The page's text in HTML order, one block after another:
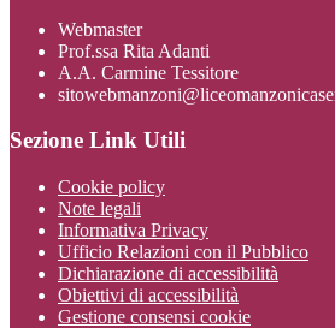
Webmaster
Prof.ssa Rita Adanti
A.A. Carmine Tessitore
Sezione Link Utili
Cookie policy
Note legali
Informativa Privacy
Ufficio Relazioni con il Pubblico
Dichiarazione di accessibilità
Obiettivi di accessibilità
Gestione consensi cookie